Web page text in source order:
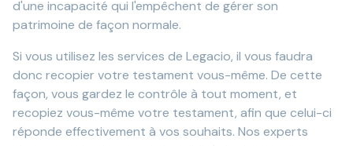
d'une incapacité qui l'empêchent de gérer son
patrimoine de façon normale.
Si vous utilisez les services de Legacio, il vous faudra
donc recopier votre testament vous-même. De cette
façon, vous gardez le contrôle à tout moment, et
recopiez vous-même votre testament, afin que celui-ci
réponde effectivement à vos souhaits. Nos experts